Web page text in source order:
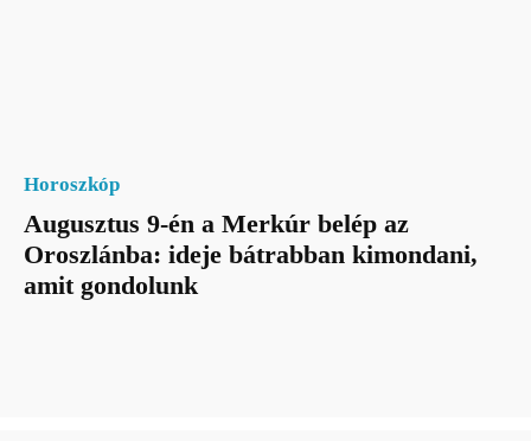
Horoszkóp
Augusztus 9-én a Merkúr belép az
Oroszlánba: ideje bátrabban kimondani,
amit gondolunk